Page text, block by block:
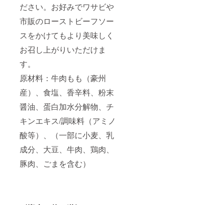
ださい。お好みでワサビや
市販のローストビーフソー
スをかけてもより美味しく
お召し上がりいただけま
す。
原材料：牛肉もも（豪州
産）、食塩、香辛料、粉末
醤油、蛋白加水分解物、チ
キンエキス/調味料（アミノ
酸等）、（一部に小麦、乳
成分、大豆、牛肉、鶏肉、
豚肉、ごまを含む）